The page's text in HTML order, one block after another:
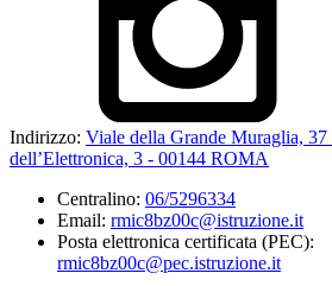
Indirizzo: Viale della Grande Muraglia,
dell’Elettronica, 3 - 00144 ROMA
Centralino: 06/5296334
Email: rmic8bz00c@istruzione.it
Posta elettronica certificata (PEC):
rmic8bz00c@pec.istruzione.it